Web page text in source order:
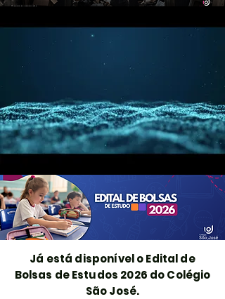
​Já está disponível o Edital de
Bolsas de Estudos 2026 do Colégio
São José.